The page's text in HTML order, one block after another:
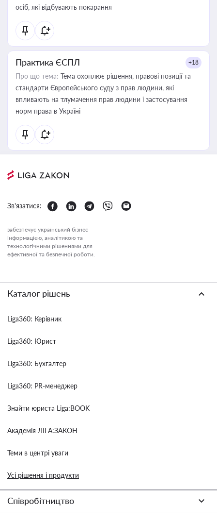
осіб, які відбувають покарання
Практика ЄСПЛ +18
Про що тема: Тема охоплює рішення, правові позиції та
стандарти Європейського суду з прав людини, які
впливають на тлумачення прав людини і застосування
норм права в Україні
Зв'язатися:
забезпечує український бізнес
інформацією, аналітикою та
технологічними рішеннями для
ефективної та безпечної роботи.
Каталог рішень
Liga360: Керівник
Liga360: Юрист
Liga360: Бухгалтер
Liga360: PR-менеджер
Знайти юриста Liga:BOOK
Академія ЛІГА:ЗАКОН
Теми в центрі уваги
Усі рішення і продукти
Співробітництво